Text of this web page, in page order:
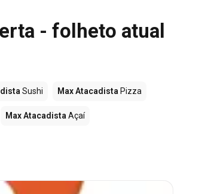
- folheto atual
Sushi Max Atacadista Pizza
Max Atacadista Açaí